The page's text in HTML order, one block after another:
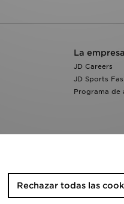
La empresa
JD Careers
JD Sports
Programa de
Rechazar todas las